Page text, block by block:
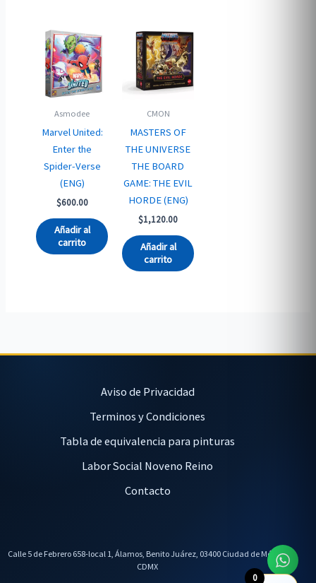
Asmodee
Marvel United:
Enter the
Spider-Verse
(ENG)
$600.00
Añadir al
carrito
CMON
MASTERS OF
THE UNIVERSE
THE BOARD
GAME: THE EVIL
HORDE (ENG)
$1,120.00
Añadir al
carrito
Aviso de Privacidad
Terminos y Condiciones
Tabla de equivalencia para pinturas
Labor Social Noveno Reino
Contacto
Calle 5 de Febrero 658-local 1, Álamos, Benito Juárez, 03400 Ciudad de México,
CDMX
0